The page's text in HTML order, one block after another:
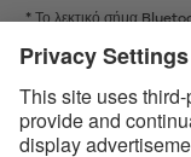
* Το λεκτικό σήμα
Bluetooth SIG, Inc. και
Το Apple, το λογότυπο
Apple Inc. Το Google Play